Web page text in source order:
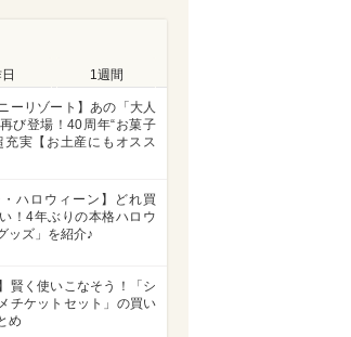
1週間
ーリゾート】あの「大人
び登場！40周年“お菓子
充実【お土産にもオスス
・ハロウィーン】どれ買
！4年ぶりの本格ハロウ
ッズ」を紹介♪
賢く使いこなそう！「シ
チケットセット」の買い
め